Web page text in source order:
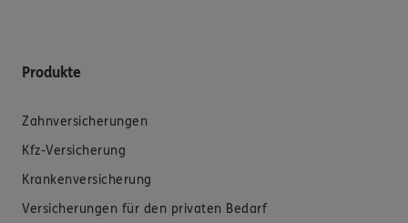
Produkte
Zahnversicherungen
Kfz-Versicherung
Krankenversicherung
Versicherungen für den privaten Bedarf